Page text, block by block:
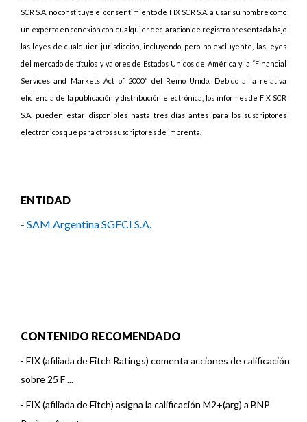
SCR S.A. no constituye el consentimiento de FIX SCR S.A. a usar su nombre como
un experto en conexión con cualquier declaración de registro presentada bajo
las leyes de cualquier jurisdicción, incluyendo, pero no excluyente, las leyes
del mercado de títulos y valores de Estados Unidos de América y la “Financial
Services and Markets Act of 2000” del Reino Unido. Debido a la relativa
eficiencia de la publicación y distribución electrónica, los informes de FIX SCR
S.A. pueden estar disponibles hasta tres días antes para los suscriptores
electrónicos que para otros suscriptores de imprenta.
ENTIDAD
- SAM Argentina SGFCI S.A.
CONTENIDO RECOMENDADO
- FIX (afiliada de Fitch Ratings) comenta acciones de calificación
sobre 25 F ...
- FIX (afiliada de Fitch) asigna la calificación M2+(arg) a BNP